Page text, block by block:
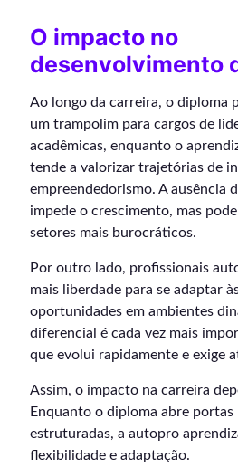
O impacto no
desenvolvimento
Ao longo da carreira, o diploma
um trampolim para cargos de
acadêmicas, enquanto o
tende a valorizar trajetórias de
empreendedorismo. A ausência
impede o crescimento, mas
setores mais burocráticos.
Por outro lado, profissionais
mais liberdade para se adaptar
oportunidades em ambientes
diferencial é cada vez mais
que evolui rapidamente e exige
Assim, o impacto na carreira
Enquanto o diploma abre portas
estruturadas, a autopro
flexibilidade e adaptação.